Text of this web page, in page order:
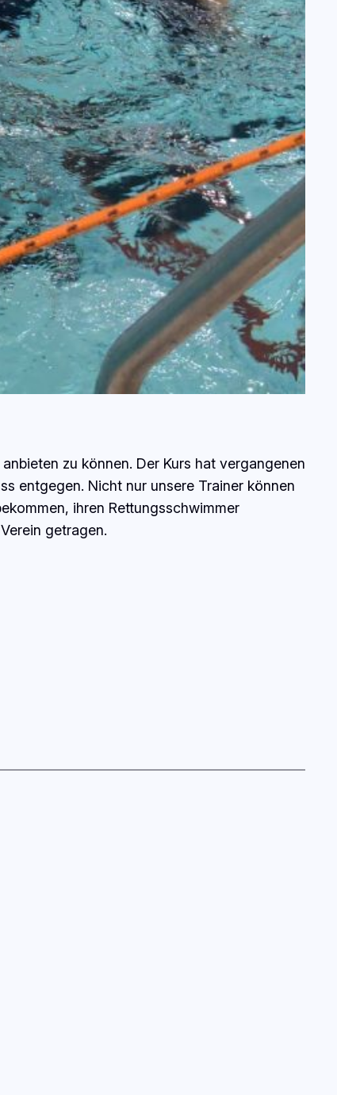
zu können. Der Kurs hat vergangenen
entgegen. Nicht nur unsere Trainer können
ihren Rettungsschwimmer
getragen.